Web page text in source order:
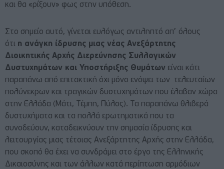
και θα «ρίξουν» φως στην υπόθεση.
Στο σημείο αυτό, γίνεται ευλόγως αντιληπτό απ’ όλους
ότι η ανάγκη ίδρυσης μιας νέας Ανεξάρτητης
Διοικητικής Αρχής Διερεύνησης Συλλογικών
Δυστυχημάτων και Υποστήριξης Θυμάτων είναι κάτι
παραπάνω από επιτακτική όχι μόνο ενόψει των τελευταίων
πολύνεκρων και τραγικών δυστυχημάτων που έλαβαν χώρα
στην Ελλάδα (Μάτι, Τέμπη, Πύλος). Τα παραπάνω θλιβερά
δυστυχήματα και τα πολλά ερωτηματικά που τα
συνοδεύουν, καταδεικνύουν την σημασία ίδρυσης και
λειτουργίας μιας τέτοιας Ανεξάρτητης Αρχής στην Ελλάδα,
που σκοπό θα έχει να συνδράμει στο έργο της Ελληνικής
Δικαιοσύνης και των άλλων κατά περίπτωση αρμόδιων